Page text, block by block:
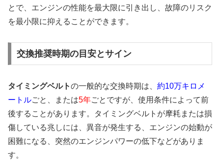
とで、エンジンの性能を最大限に引き出し、故障のリスク
を最小限に抑えることができます。
交換推奨時期の目安とサイン
タイミングベルトの一般的な交換時期は、 約10万キロメ
ートルごと、または5年ごとですが、使用条件によって前
後することがあります。タイミングベルトが摩耗または損
傷している兆しには、異音が発生する、エンジンの始動が
困難になる、突然のエンジンパワーの低下などがありま
す。